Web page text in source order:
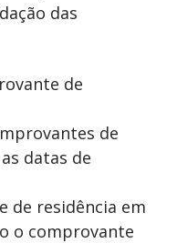
das
de
de
datas de
de residência em
o comprovante